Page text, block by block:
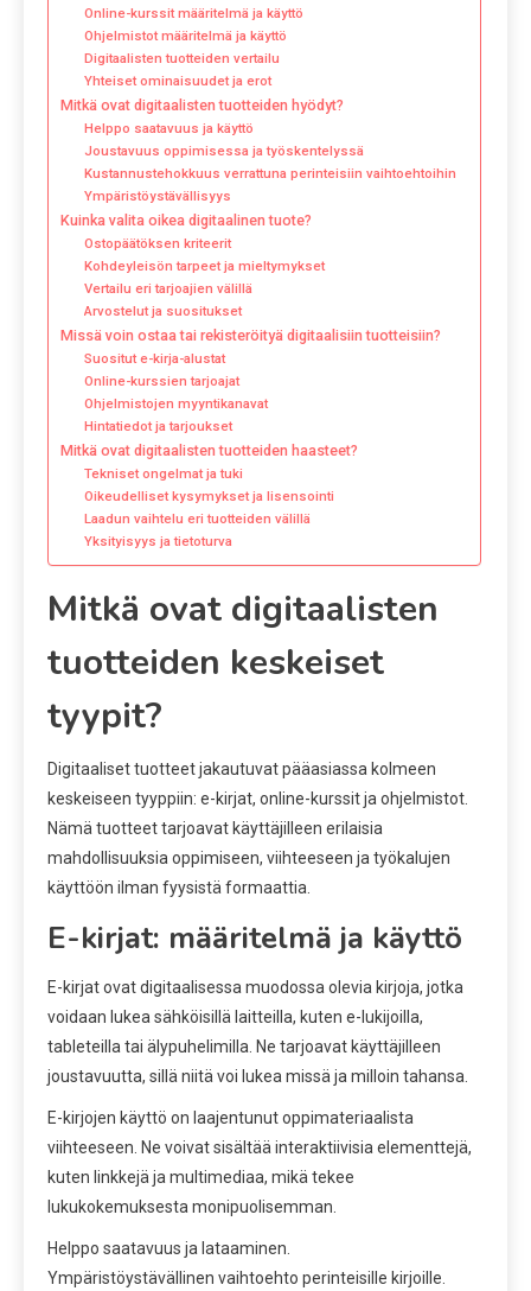
Online-kurssit määritelmä ja käyttö
Ohjelmistot määritelmä ja käyttö
Digitaalisten tuotteiden vertailu
Yhteiset ominaisuudet ja erot
Mitkä ovat digitaalisten tuotteiden hyödyt?
Helppo saatavuus ja käyttö
Joustavuus oppimisessa ja työskentelyssä
Kustannustehokkuus verrattuna perinteisiin vaihtoehtoihin
Ympäristöystävällisyys
Kuinka valita oikea digitaalinen tuote?
Ostopäätöksen kriteerit
Kohdeyleisön tarpeet ja mieltymykset
Vertailu eri tarjoajien välillä
Arvostelut ja suositukset
Missä voin ostaa tai rekisteröityä digitaalisiin tuotteisiin?
Suositut e-kirja-alustat
Online-kurssien tarjoajat
Ohjelmistojen myyntikanavat
Hintatiedot ja tarjoukset
Mitkä ovat digitaalisten tuotteiden haasteet?
Tekniset ongelmat ja tuki
Oikeudelliset kysymykset ja lisensointi
Laadun vaihtelu eri tuotteiden välillä
Yksityisyys ja tietoturva
Mitkä ovat digitaalisten
tuotteiden keskeiset
tyypit?
Digitaaliset tuotteet jakautuvat pääasiassa kolmeen
keskeiseen tyyppiin: e-kirjat, online-kurssit ja ohjelmistot.
Nämä tuotteet tarjoavat käyttäjilleen erilaisia
mahdollisuuksia oppimiseen, viihteeseen ja työkalujen
käyttöön ilman fyysistä formaattia.
E-kirjat: määritelmä ja käyttö
E-kirjat ovat digitaalisessa muodossa olevia kirjoja, jotka
voidaan lukea sähköisillä laitteilla, kuten e-lukijoilla,
tableteilla tai älypuhelimilla. Ne tarjoavat käyttäjilleen
joustavuutta, sillä niitä voi lukea missä ja milloin tahansa.
E-kirjojen käyttö on laajentunut oppimateriaalista
viihteeseen. Ne voivat sisältää interaktiivisia elementtejä,
kuten linkkejä ja multimediaa, mikä tekee
lukukokemuksesta monipuolisemman.
Helppo saatavuus ja lataaminen.
Ympäristöystävällinen vaihtoehto perinteisille kirjoille.